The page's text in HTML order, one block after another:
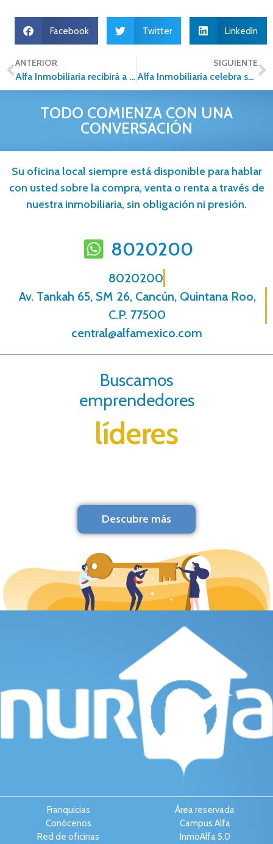
Facebook Twitter LinkedIn
ANTERIOR
Alfa Inmobiliaria recibirá a grandes patrocinadores para su VII Convención
SIGUIENTE
Alfa Inmobiliaria celebra su VII Convención junto a grandes empresas del sector
TODO COMIENZA CON UNA
CONVERSACIÓN
Su oficina local siempre está disponible para hablar
con usted sobre la compra, venta o renta a través de
nuestra inmobiliaria, sin obligación ni presión.
8020200
8020200
Av. Tankah 65, SM 26, Cancún, Quintana Roo,
C.P. 77500
central@alfamexico.com
Buscamos
emprendedores
líderes
Descubre más
Franquicias
Conócenos
Red de oficinas
Área reservada
Campus Alfa
InmoAlfa 5.0